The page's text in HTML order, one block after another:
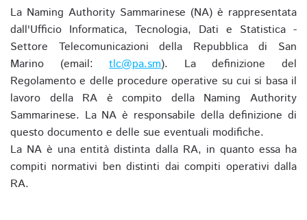
La Naming Authority Sammarinese (NA) è rappresentata
dall'Ufficio Informatica, Tecnologia, Dati e Statistica -
Settore Telecomunicazioni della Repubblica di San
Marino (email:tlc@pa.sm). La definizione del
Regolamento e delle procedure operative su cui si basa il
lavoro della RA è compito della Naming Authority
Sammarinese. La NA è responsabile della definizione di
questo documento e delle sue eventuali modifiche.
La NA è una entità distinta dalla RA, in quanto essa ha
compiti normativi ben distinti dai compiti operativi dalla
RA.